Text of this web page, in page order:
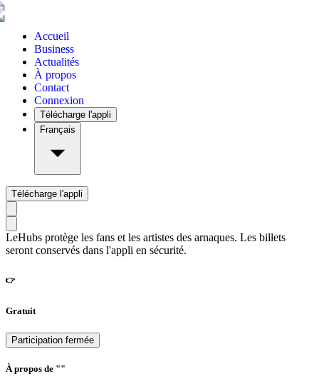
Accueil
Business
Actualités
À propos
Contact
Connexion
Télécharge l'appli
Français
Télécharge l'appli
LeHubs protège les fans et les artistes des arnaques. Les billets
seront conservés dans l'appli en sécurité.
👉
Gratuit
Participation fermée
À propos de ""